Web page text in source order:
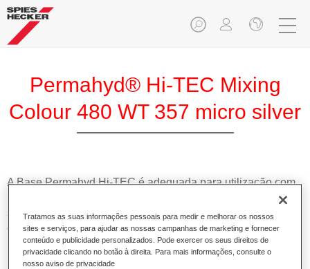
Permahyd® Hi-TEC Mixing
Colour 480 WT 357 micro silver
A Base Permahyd Hi-TEC é adequada para utilização com
sistema de base bicamada aquosa. Este sistema de mistura
contém todas as cores lisas e de efeito necessárias para a
repintura de alta qualidade de veículos automóveis de
passageiros.
Tratamos as suas informações pessoais para medir e melhorar os nossos
sites e serviços, para ajudar as nossas campanhas de marketing e fornecer
conteúdo e publicidade personalizados. Pode exercer os seus direitos de
privacidade clicando no botão à direita. Para mais informações, consulte o
nosso aviso de privacidade